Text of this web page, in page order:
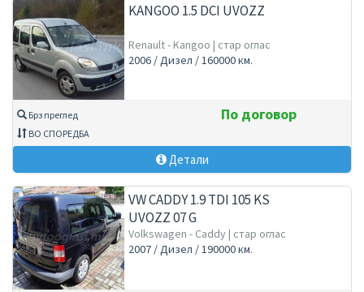
KANGOO 1.5 DCI UVOZZ
Renault - Kangoo | стар оглас
2006 / Дизел / 160000 км.
Брз преглед
ВО СПОРЕДБА
По договор
Детали
VW CADDY 1.9 TDI 105 KS
UVOZZ 07 G
Volkswagen - Caddy | стар оглас
2007 / Дизел / 190000 км.